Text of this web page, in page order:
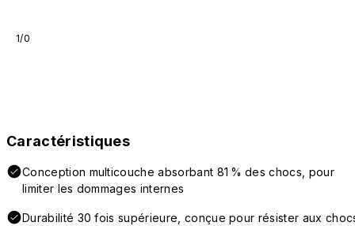
1/0
Caractéristiques
Conception multicouche absorbant 81 % des chocs, pour
limiter les dommages internes
Durabilité 30 fois supérieure, conçue pour résister aux